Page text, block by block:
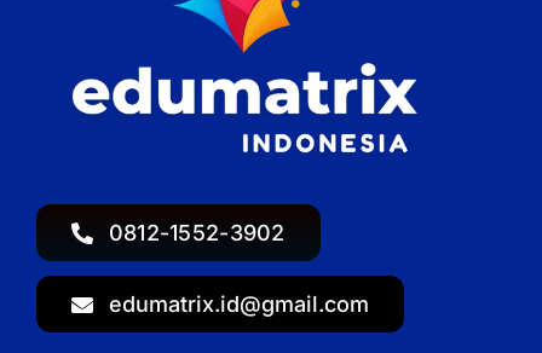
0812-1552-3902
edumatrix.id@gmail.com